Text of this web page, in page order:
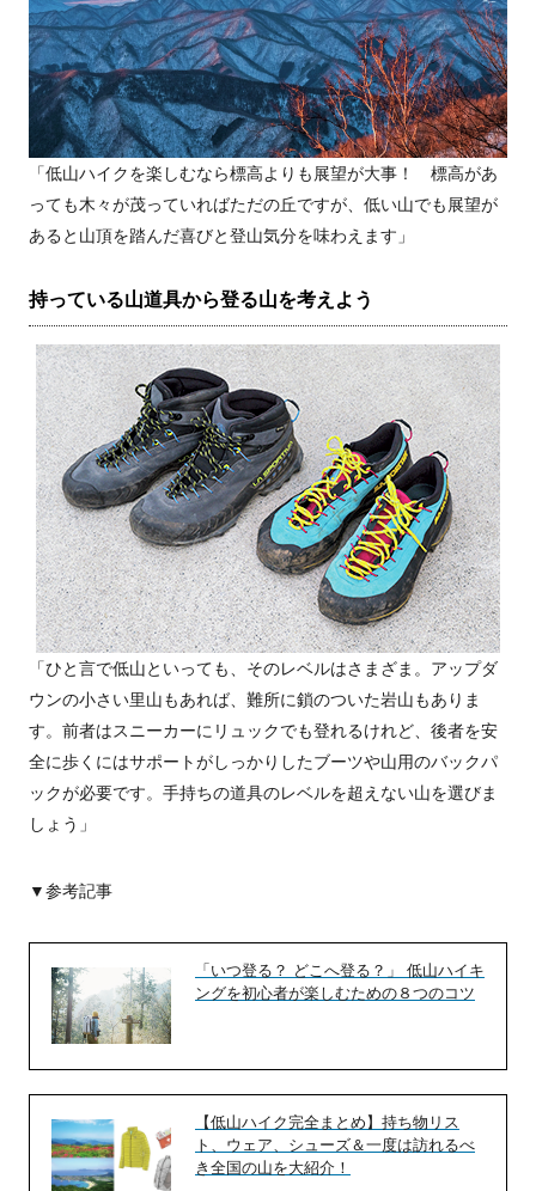
「低山ハイクを楽しむなら標高よりも展望が大事！ 標高があ
っても木々が茂っていればただの丘ですが、低い山でも展望が
あると山頂を踏んだ喜びと登山気分を味わえます」
持っている山道具から登る山を考えよう
「ひと言で低山といっても、そのレベルはさまざま。アップダ
ウンの小さい里山もあれば、難所に鎖のついた岩山もありま
す。前者はスニーカーにリュックでも登れるけれど、後者を安
全に歩くにはサポートがしっかりしたブーツや山用のバックパ
ックが必要です。手持ちの道具のレベルを超えない山を選びま
しょう」
▼参考記事
「いつ登る？ どこへ登る？」 低山ハイキ
ングを初心者が楽しむための８つのコツ
【低山ハイク完全まとめ】持ち物リス
ト、ウェア、シューズ＆一度は訪れるべ
き全国の山を大紹介！